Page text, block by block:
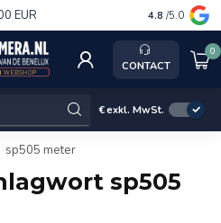
EUR Service,
4.8 /5.0
CONTACT
0
€exkl. MwSt.
sp505 meter
sp505